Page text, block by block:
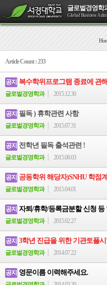
글로벌경영학
Global Business
Article Count : 233
공지 복수학위프로그램 종료에 관
글로벌경영학과 2015.12.30
공지 필독 ) 휴학관련 사항
글로벌경영학과 2015.07.31
공지 전학년 필독 출석관련 !
글로벌경영학과 2015.06.03
공지 공동학위 해당자)SNHU 학점
글로벌경영학과 2015.04.01
공지 자퇴/휴학/등록금분할 신청
글로벌경영학과 2015.02.27
공지 3학년 진급을 위한 기관토플
글로벌경영학과 2014.07.22
공지 영문이름 이력해주세요.